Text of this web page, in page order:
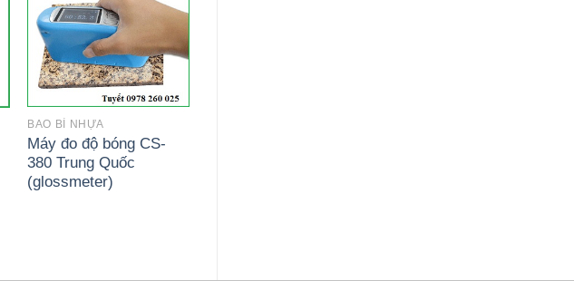
BAO BÌ NHỰA
Máy đo độ bóng CS-
380 Trung Quốc
(glossmeter)